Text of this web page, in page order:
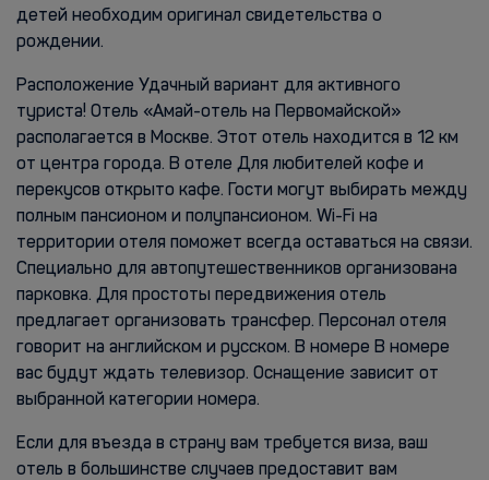
детей необходим оригинал свидетельства о
рождении.
Расположение Удачный вариант для активного
туриста! Отель «Амай-отель на Первомайской»
располагается в Москве. Этот отель находится в 12 км
от центра города. В отеле Для любителей кофе и
перекусов открыто кафе. Гости могут выбирать между
полным пансионом и полупансионом. Wi-Fi на
территории отеля поможет всегда оставаться на связи.
Специально для автопутешественников организована
парковка. Для простоты передвижения отель
предлагает организовать трансфер. Персонал отеля
говорит на английском и русском. В номере В номере
вас будут ждать телевизор. Оснащение зависит от
выбранной категории номера.
Если для въезда в страну вам требуется виза, ваш
отель в большинстве случаев предоставит вам